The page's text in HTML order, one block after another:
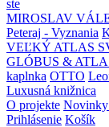
ste
MIROSLAV
Peteraj - Vyznania
VEĽKÝ ATLAS
GLÓBUS &
kaplnka OTTO
Luxusná knižnica
O projekte Novinky
Prihlásenie Košík